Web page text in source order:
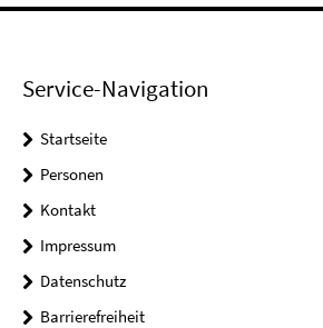
Service-Navigation
Startseite
Personen
Kontakt
Impressum
Datenschutz
Barrierefreiheit